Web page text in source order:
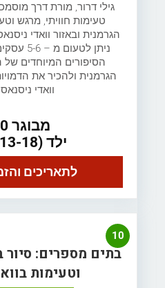
גילי דרור, מורת דרך
טעימות חוויתי, מרגש
הגרמנית ובאזור וואדי
ניתן
הסיפורים המיוחדים
הגרמנית ולהכיר את
וואדי
מבוגר ₪170
ילד (13-18) ₪130
לתאריכים
10
בתים מספרים:
וטעימות